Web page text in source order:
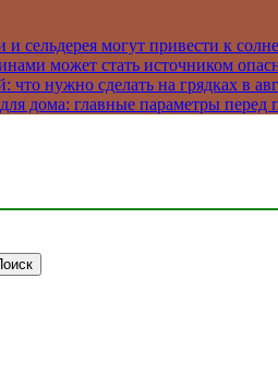
сельдерея могут привести к
может стать источником
нужно сделать на грядках в
дома: главные параметры перед